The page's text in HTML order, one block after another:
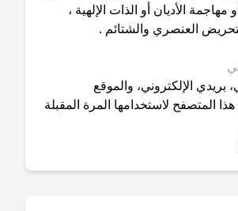
أو الذات الإلهية ،
والشتائم .
والموقع
لاستخدامها المرة المقبلة